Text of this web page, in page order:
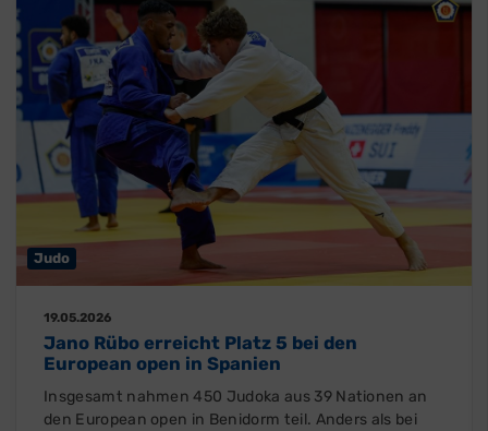
Judo
19.05.2026
Jano Rübo erreicht Platz 5 bei den
European open in Spanien
Insgesamt nahmen 450 Judoka aus 39 Nationen an
den European open in Benidorm teil. Anders als bei